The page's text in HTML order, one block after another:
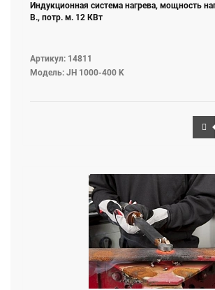
Индукционная система нагрева, мощность
В., потр. м. 12 КВт
Артикул: 14811
Модель: JH 1000-400 K